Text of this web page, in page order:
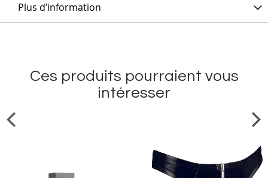
Plus d’information
Ces produits pourraient vous
intéresser